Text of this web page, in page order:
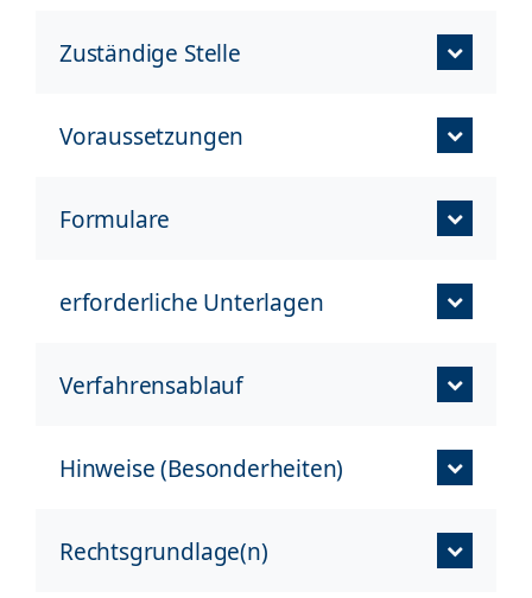
Zuständige Stelle
Voraussetzungen
Formulare
erforderliche Unterlagen
Verfahrensablauf
Hinweise (Besonderheiten)
Rechtsgrundlage(n)